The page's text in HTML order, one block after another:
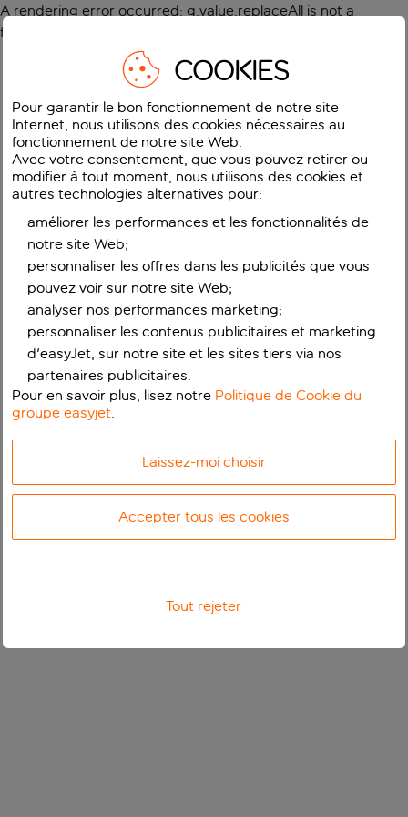
A rendering error occurred: g.value.replaceAll is not a
function
COOKIES
Pour garantir le bon fonctionnement de notre site
Internet, nous utilisons des cookies nécessaires au
fonctionnement de notre site Web.
Avec votre consentement, que vous pouvez retirer ou
modifier à tout moment, nous utilisons des cookies et
autres technologies alternatives pour:
améliorer les performances et les fonctionnalités de
notre site Web;
personnaliser les offres dans les publicités que vous
pouvez voir sur notre site Web;
analyser nos performances marketing;
personnaliser les contenus publicitaires et marketing
d'easyJet, sur notre site et les sites tiers via nos
partenaires publicitaires.
Pour en savoir plus, lisez notre Politique de Cookie du
groupe easyjet.
Laissez-moi choisir
Accepter tous les cookies
Tout rejeter